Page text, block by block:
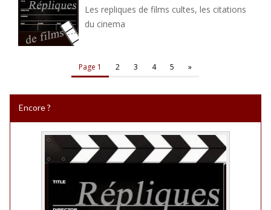
Les repliques de films cultes, les citations
du cinema
Page 1 2 3 4 5 »
Encore ?